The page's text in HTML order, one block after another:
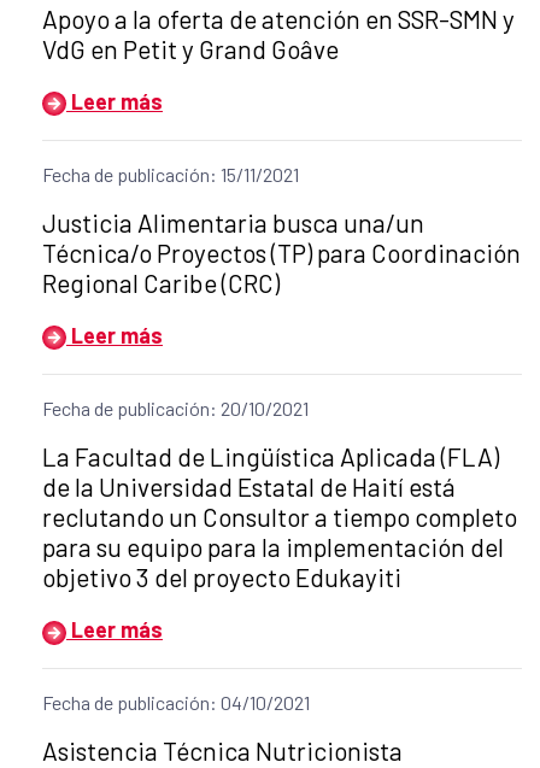
Título del anuncio:
Apoyo a la oferta de atención en SSR-SMN y
VdG en Petit y Grand Goâve
Leer más
Fecha de publicación: 15/11/2021
Título del anuncio:
Justicia Alimentaria busca una/un
Técnica/o Proyectos (TP) para Coordinación
Regional Caribe (CRC)
Leer más
Fecha de publicación: 20/10/2021
Título del anuncio:
La Facultad de Lingüística Aplicada (FLA)
de la Universidad Estatal de Haití está
reclutando un Consultor a tiempo completo
para su equipo para la implementación del
objetivo 3 del proyecto Edukayiti
Leer más
Fecha de publicación: 04/10/2021
Título del anuncio:
Asistencia Técnica Nutricionista